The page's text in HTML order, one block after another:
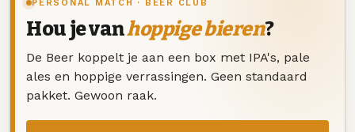
PERSONAL MATCH · BEER CLUB
Hou je vanhoppige bieren?
De Beer koppelt je aan een box met IPA's, pale
ales en hoppige verrassingen. Geen standaard
pakket. Gewoon raak.